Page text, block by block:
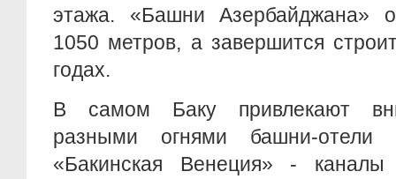
этажа. «Башни Азербайджана»
1050 метров, а завершится
годах.
В самом Баку привлекают
разными огнями башни-отели
«Бакинская Венеция» - каналы